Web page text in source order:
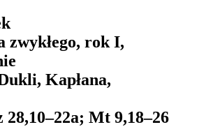
zwykłego, rok I,
Kapłana,
28,10–22a; Mt 9,18–26